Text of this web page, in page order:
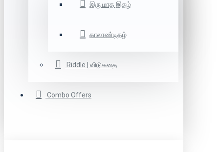
இரு மாத இதழ்
காலாண்டிதழ்
Riddle | விடுகதை
Combo Offers